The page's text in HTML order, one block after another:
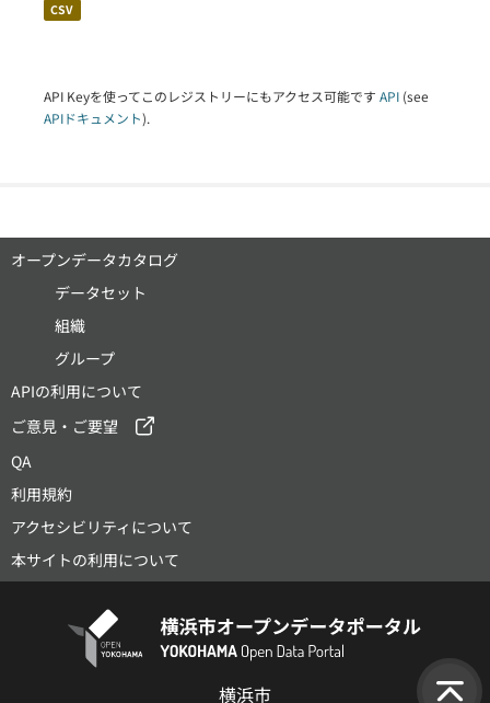
CSV
API Keyを使ってこのレジストリーにもアクセス可能です API (see
APIドキュメント).
オープンデータカタログ
データセット
組織
グループ
APIの利用について
ご意見・ご要望
QA
利用規約
アクセシビリティについて
本サイトの利用について
横浜市